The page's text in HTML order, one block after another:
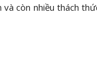
còn nhiều thách